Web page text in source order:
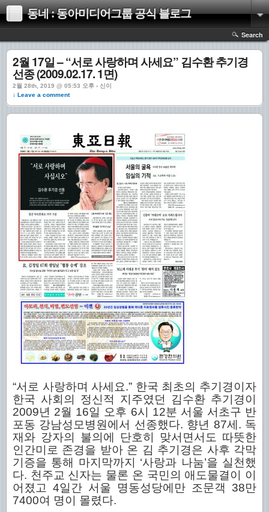
동네 : 동아미디어그룹 공식 블로그
Search
2월 17일 – “서로 사랑하며 사세요” 김수환 추기경
선종 (2009.02.17. 1면)
2월 28th, 2019 @ 05:53 오후 › 신이
↓ Leave a comment
“서로 사랑하며 사세요.” 한국 최초의 추기경이자
한국 사회의 정신적 지주였던 김수환 추기경이
2009년 2월 16일 오후 6시 12분 서울 서초구 반
포동 강남성모병원에서 선종했다. 향년 87세. 독
재와 강자의 불의에 단호히 맞서면서도 따뜻한
인간미로 존경을 받아 온 김 추기경은 사후 각막
기증을 통해 마지막까지 ‘사랑과 나눔’을 실천했
다. 천주교 신자는 물론 온 국민의 애도물결이 이
어졌고 4일간 서울 명동성당에만 조문객 38만
7400여 명이 몰렸다.